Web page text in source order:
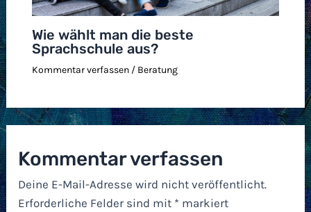
Wie wählt man die beste
Sprachschule aus?
Kommentar verfassen / Beratung
Kommentar verfassen
Deine E-Mail-Adresse wird nicht veröffentlicht.
Erforderliche Felder sind mit * markiert